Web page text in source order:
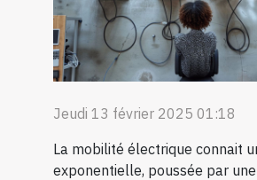
Jeudi 13 février 2025 01:18
La mobilité électrique connait
exponentielle, poussée par